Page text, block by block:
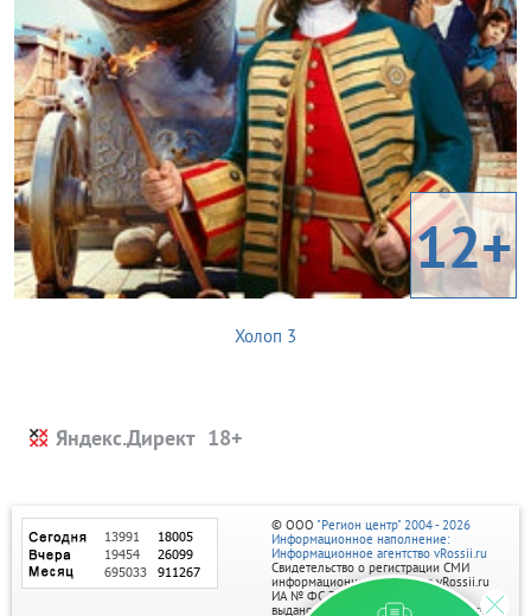
12+
Холоп 3
Яндекс.Директ
© ООО "Регион центр" 2004 - 2026
Информационное наполнение:
Информационное агентство vRossii.ru
Свидетельство о регистрации СМИ
информационного агентства vRossii.ru
ИА № ФС 77‑35502
выдано РОСКОМНАДЗОРом 04 марта